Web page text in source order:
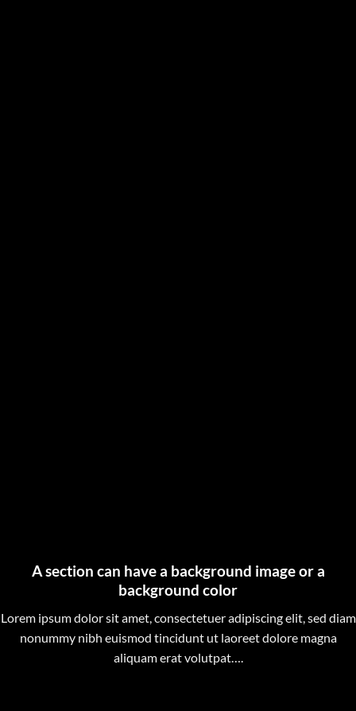
A section can have a background image or a
background color
Lorem ipsum dolor sit amet, consectetuer adipiscing elit, sed diam
nonummy nibh euismod tincidunt ut laoreet dolore magna
aliquam erat volutpat….